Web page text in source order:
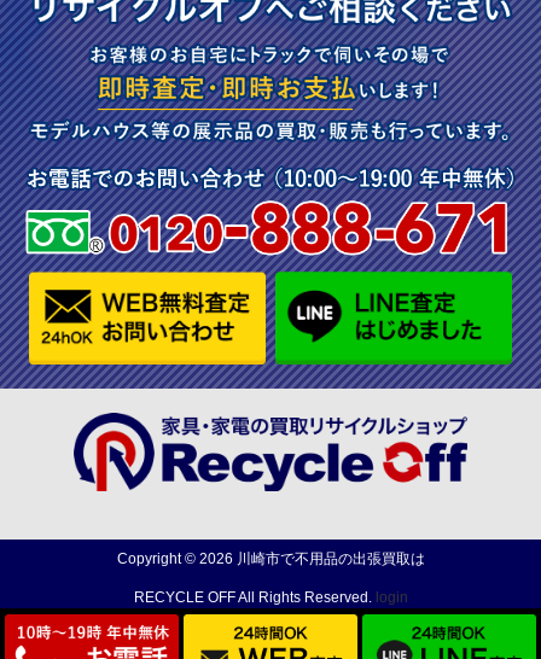
Copyright © 2026 川崎市で不用品の出張買取は
RECYCLE OFFAll Rights Reserved. login